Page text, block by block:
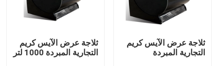
الفريزر عرض الآيس كريم
تصل إلى الثلاجة
ثلاجة عرض الآيس كريم
التجارية المبردة
ثلاجة عرض الآيس كريم
التجارية المبردة 1000 لتر